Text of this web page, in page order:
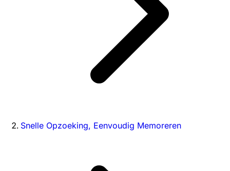
Snelle Opzoeking, Eenvoudig Memoreren